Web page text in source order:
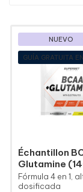
NUEVO
GUÍA GRATUITA
Échantillon
Glutamine
Fórmula 4 en 1,
dosificada